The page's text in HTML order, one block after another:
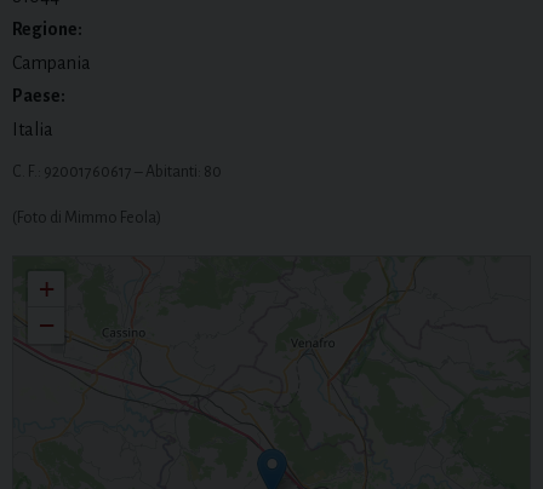
Regione:
Campania
Paese:
Italia
C. F.: 92001760617 – Abitanti: 80
(Foto di Mimmo Feola)
+
−